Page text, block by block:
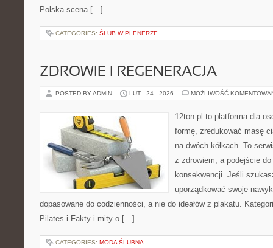
Polska scena […]
CATEGORIES: ŚLUB W PLENERZE
ZDROWIE I REGENERACJA
POSTED BY ADMIN LUT - 24 - 2026 MOŻLIWOŚĆ
12ton.pl to platforma dla
formę, zredukować masę
na dwóch kółkach. To
z zdrowiem, a podejście
konsekwencji. Jeśli
uporządkować swoje
dopasowane do codzienności, a nie do ideałów z plakatu.
Pilates i Fakty i mity o […]
CATEGORIES: MODA ŚLUBNA